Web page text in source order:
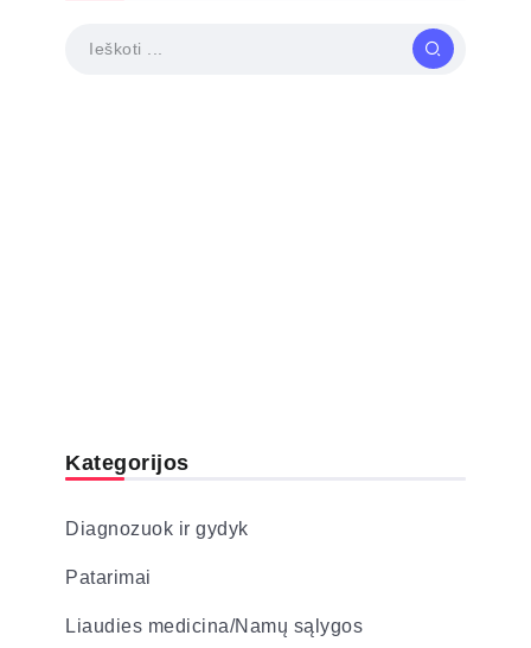
Kategorijos
Diagnozuok ir gydyk
Patarimai
Liaudies medicina/Namų sąlygos